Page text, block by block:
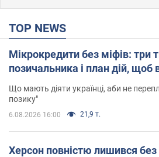
TOP NEWS
Мікрокредити без міфів: три
позичальника і план дій, щоб
Що мають діяти українці, аби не
позику"
6.08.2026 16:00 21,9 т.
Херсон повністю лишився без